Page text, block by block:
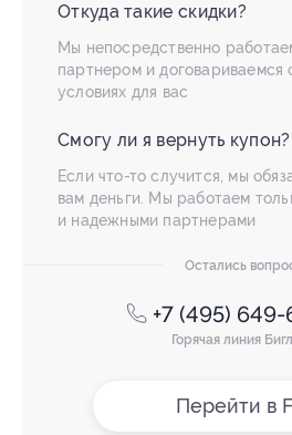
Откуда такие скидки?
Мы непосредственно
партнером и договариваемся
условиях для вас
Смогу ли я вернуть купон?
Если что-то случится, мы
вам деньги. Мы работаем
и надежными партнерами
Остались
+7 (495)
Горячая линия
Перейти в